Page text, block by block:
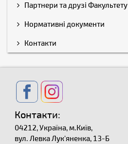
Партнери та друзі Факультету
Нормативні документи
Контакти
Контакти:
04212, Україна, м.Київ,
вул. Левка Лук'яненка, 13-Б